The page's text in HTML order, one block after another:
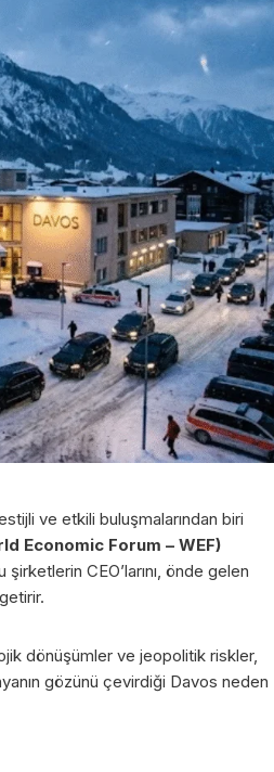
ve etkili buluşmalarından biri
Economic Forum – WEF)
CEO’larını, önde gelen
dönüşümler ve jeopolitik riskler,
gözünü çevirdiği Davos neden